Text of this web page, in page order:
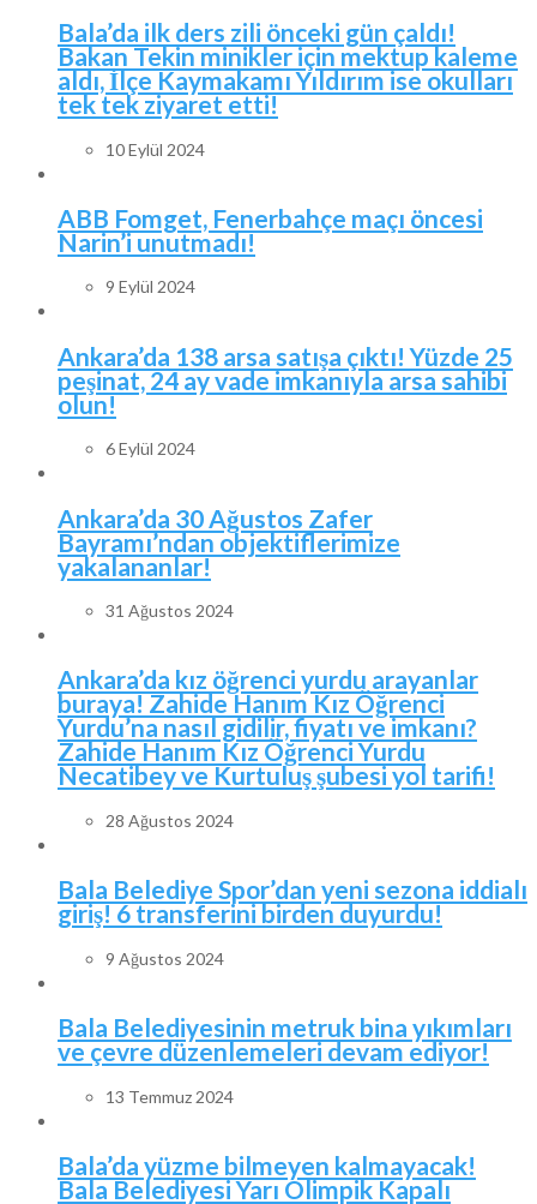
Bala’da ilk ders zili önceki gün çaldı!
Bakan Tekin minikler için mektup kaleme
aldı, İlçe Kaymakamı Yıldırım ise okulları
tek tek ziyaret etti!
10 Eylül 2024
ABB Fomget, Fenerbahçe maçı öncesi
Narin’i unutmadı!
9 Eylül 2024
Ankara’da 138 arsa satışa çıktı! Yüzde 25
peşinat, 24 ay vade imkanıyla arsa sahibi
olun!
6 Eylül 2024
Ankara’da 30 Ağustos Zafer
Bayramı’ndan objektiflerimize
yakalananlar!
31 Ağustos 2024
Ankara’da kız öğrenci yurdu arayanlar
buraya! Zahide Hanım Kız Öğrenci
Yurdu’na nasıl gidilir, fiyatı ve imkanı?
Zahide Hanım Kız Öğrenci Yurdu
Necatibey ve Kurtuluş şubesi yol tarifi!
28 Ağustos 2024
Bala Belediye Spor’dan yeni sezona iddialı
giriş! 6 transferini birden duyurdu!
9 Ağustos 2024
Bala Belediyesinin metruk bina yıkımları
ve çevre düzenlemeleri devam ediyor!
13 Temmuz 2024
Bala’da yüzme bilmeyen kalmayacak!
Bala Belediyesi Yarı Olimpik Kapalı